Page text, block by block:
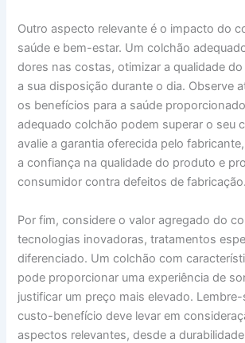
Outro aspecto relevante é o impacto do
saúde e bem-estar. Um colchão
dores nas costas, otimizar a qualidade
a sua disposição durante o dia. Observe
os benefícios para a saúde
adequado colchão podem superar o seu
avalie a garantia oferecida pelo
a confiança na qualidade do produto e
consumidor contra defeitos de fabricação.
Por fim, considere o valor agregado do
tecnologias inovadoras, tratamentos
diferenciado. Um colchão com
pode proporcionar uma experiência de
justificar um preço mais elevado.
custo-benefício deve levar em
aspectos relevantes, desde a